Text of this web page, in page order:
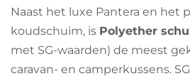
Naast het luxe Pantera en het
koudschuim, is Polyether
met SG-waarden) de meest
caravan- en camperkussens.